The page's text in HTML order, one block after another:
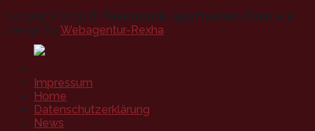
Copyright 2026 © Taekwondo Sportverein Cinar e.V.
Design byWebagentur-Rexha
Impressum
Home
Datenschutzerklärung
News